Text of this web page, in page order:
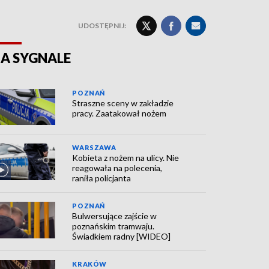
UDOSTĘPNIJ:
SYGNALE
POZNAŃ
Straszne sceny w zakładzie
pracy. Zaatakował nożem
WARSZAWA
Kobieta z nożem na ulicy. Nie
reagowała na polecenia,
raniła policjanta
POZNAŃ
Bulwersujące zajście w
poznańskim tramwaju.
Świadkiem radny [WIDEO]
KRAKÓW